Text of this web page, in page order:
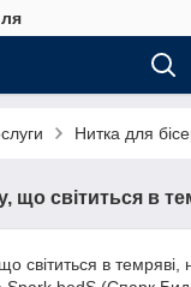
Нитка для
що світиться в
світиться в